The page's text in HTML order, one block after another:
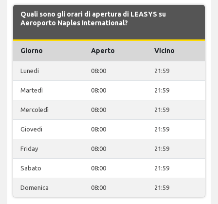
Quali sono gli orari di apertura di LEASYS su
Aeroporto Naples International?
Giorno Aperto Vicino
Lunedi 08:00 21:59
Martedì 08:00 21:59
Mercoledì 08:00 21:59
Giovedi 08:00 21:59
Friday 08:00 21:59
Sabato 08:00 21:59
Domenica 08:00 21:59